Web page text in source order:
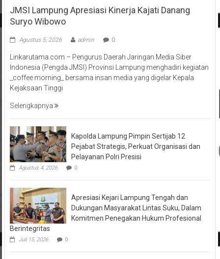
JMSI Lampung Apresiasi Kinerja Kajati Danang
Suryo Wibowo
Agustus 5, 2026 admin 0
Linkarutama.com – Pengurus Daerah Jaringan Media Siber
Indonesia (Pengda JMSI) Provinsi Lampung menghadiri kegiatan
_coffee morning_ bersama insan media yang digelar Kepala
Kejaksaan Tinggi
Selengkapnya
Kapolda Lampung Pimpin Sertijab 12
Pejabat Strategis, Perkuat Organisasi dan
Pelayanan Polri Presisi
Agustus 4, 2026 0
Apresiasi Kejari Lampung Tengah dan
Dukungan Masyarakat Lintas Suku, Dalam
Komitmen Penegakan Hukum Profesional
Berintegritas
Juli 15, 2026 0